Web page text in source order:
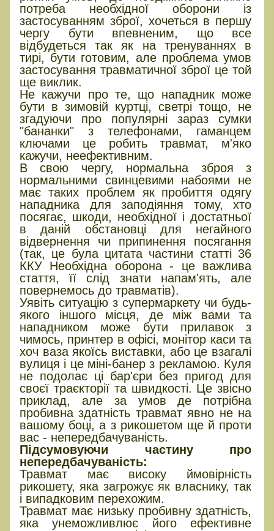
потреба необхідної оборони із
застосуванням зброї, хочеться в першу
чергу бути впевненим, що все
відбудеться так як на тренуваннях в
тирі, бути готовим, але проблема умов
застосування травматичної зброї це той
ще виклик.
Не кажучи про те, що нападник може
бути в зимовій куртці, светрі тощо, не
згадуючи про популярні зараз сумки
"бананки" з телефонами, гаманцем
ключами це робить травмат, м'яко
кажучи, неефективним.
В свою чергу, нормальна зброя з
нормальними свинцевими набоями не
має таких проблем як пробиття одягу
нападника для заподіяння тому, хто
посягає, шкоди, необхідної і достатньої
в даній обстановці для негайного
відвернення чи припинення посягання
(так, це була цитата частини статті 36
ККУ Необхідна оборона - це важлива
стаття, її слід знати напам'ять, але
повернемось до травматів).
Уявіть ситуацію з супермаркету чи будь-
якого іншого місця, де між вами та
нападником може бути прилавок з
чимось, принтер в офісі, монітор каси та
хоч ваза якоїсь виставки, або це взагалі
вулиця і це міні-банер з рекламою. Куля
не подолає ці бар'єри без пригод для
своєї траєкторії та швидкості. Це звісно
приклад, але за умов де потрібна
пробивна здатність травмат явно не на
вашому боці, а з рикошетом ще й проти
вас - непередбачуваність.
Підсумовуючи частину про
непередбачуваність:
Травмат має високу ймовірність
рикошету, яка загрожує як власнику, так
і випадковим перехожим.
Травмат має низьку пробивну здатність,
яка унеможливлює його ефективне